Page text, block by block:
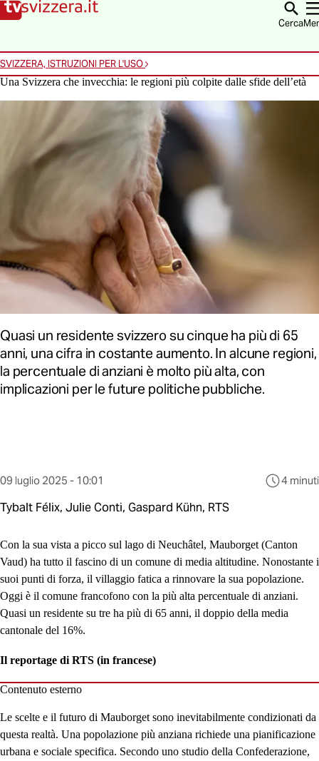
Vai alla homepage
Vai alla navigazione
Vai al contenuto
Vai alla ricerca
Cerca
SVIZZERA, ISTRUZIONI PER L'USO
Una Svizzera che invecchia: le regioni più colpite dalle sfide dell’età
Quasi un residente svizzero su cinque ha più di 65
anni, una cifra in costante aumento. In alcune regioni,
la percentuale di anziani è molto più alta, con
implicazioni per le future politiche pubbliche.
Questo
è
al
09 luglio 2025 - 10:01 4 minuti
Tybalt Félix, Julie Conti, Gaspard Kühn, RTS
Con la sua vista a picco sul lago di Neuchâtel, Mauborget (Canton
Vaud) ha tutto il fascino di un comune di media altitudine. Nonostante i
suoi punti di forza, il villaggio fatica a rinnovare la sua popolazione.
Oggi è il comune francofono con la più alta percentuale di anziani.
Quasi un residente su tre ha più di 65 anni, il doppio della media
cantonale del 16%.
Il reportage di RTS (in francese)
Contenuto esterno
Le scelte e il futuro di Mauborget sono inevitabilmente condizionati da
questa realtà. Una popolazione più anziana richiede una pianificazione
urbana e sociale specifica. Secondo uno studio della Confederazione,